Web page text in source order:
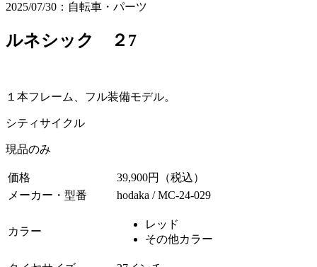
2025/07/30：自転車・パーツ
ルネシック ２7
１本フレーム、フル装備モデル。
シティサイクル
現品のみ
価格
39,900円（税込）
メーカー・型番
hodaka / MC-24-029
カラー
レッド
その他カラー